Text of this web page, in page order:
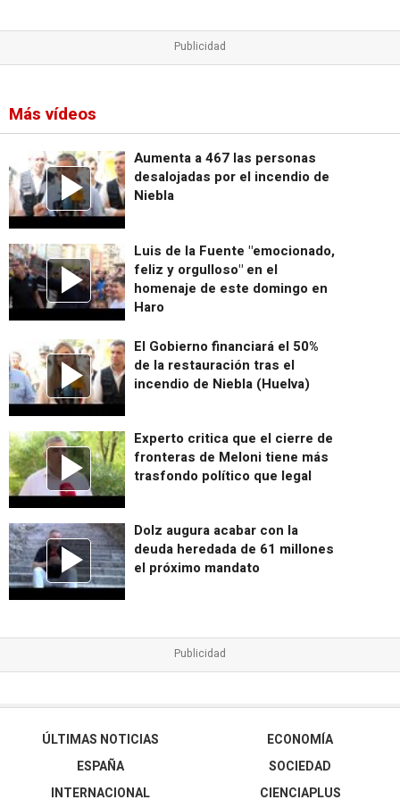
Más vídeos
Aumenta a 467 las personas
desalojadas por el incendio de
Niebla
Luis de la Fuente "emocionado,
feliz y orgulloso" en el
homenaje de este domingo en
Haro
El Gobierno financiará el 50%
de la restauración tras el
incendio de Niebla (Huelva)
Experto critica que el cierre de
fronteras de Meloni tiene más
trasfondo político que legal
Dolz augura acabar con la
deuda heredada de 61 millones
el próximo mandato
ÚLTIMAS NOTICIAS
ESPAÑA
INTERNACIONAL
ECONOMÍA
SOCIEDAD
CIENCIAPLUS